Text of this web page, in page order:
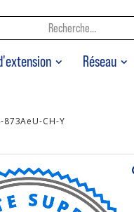
Réseau
873AeU-CH-Y